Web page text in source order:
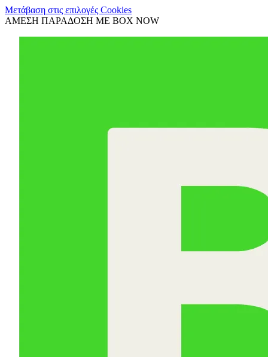
Μετάβαση στις επιλογές Cookies
ΑΜΕΣΗ ΠΑΡΑΔΟΣΗ ΜΕ BOX NOW